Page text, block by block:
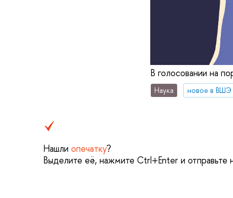
В голосовании на
Наука новое в ВШЭ
Нашли опечатку?
Выделите её, нажмите Ctrl+Enter и отправьте